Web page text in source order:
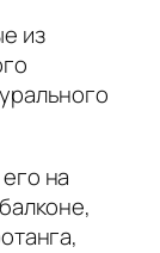
из
на